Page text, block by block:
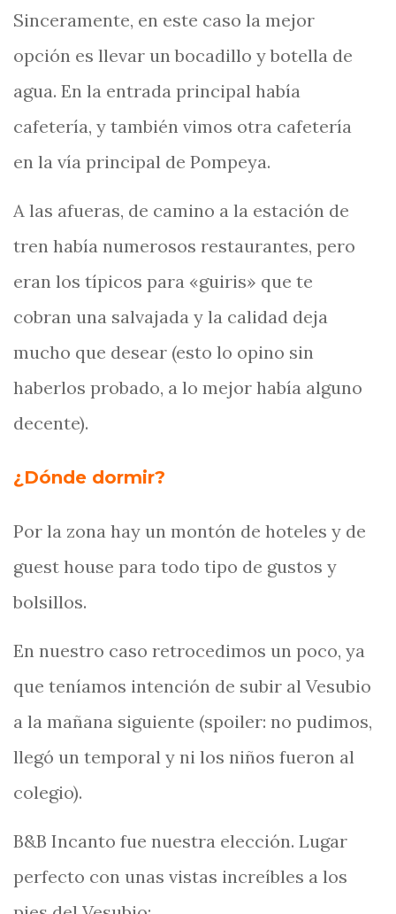
Sinceramente, en este caso la mejor
opción es llevar un bocadillo y botella de
agua. En la entrada principal había
cafetería, y también vimos otra cafetería
en la vía principal de Pompeya.
A las afueras, de camino a la estación de
tren había numerosos restaurantes, pero
eran los típicos para «guiris» que te
cobran una salvajada y la calidad deja
mucho que desear (esto lo opino sin
haberlos probado, a lo mejor había alguno
decente).
¿Dónde dormir?
Por la zona hay un montón de hoteles y de
guest house para todo tipo de gustos y
bolsillos.
En nuestro caso retrocedimos un poco, ya
que teníamos intención de subir al Vesubio
a la mañana siguiente (spoiler: no pudimos,
llegó un temporal y ni los niños fueron al
colegio).
B&B Incanto fue nuestra elección. Lugar
perfecto con unas vistas increíbles a los